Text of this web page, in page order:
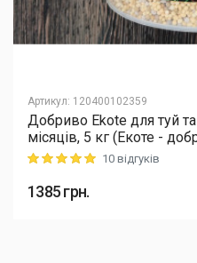
Артикул: 120400102359
Добриво Еkote для туй
місяців, 5 кг (Екоте -
Rating: 5 out of 510 відгуків
1385грн.